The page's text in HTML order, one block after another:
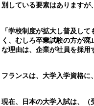
別している要素はありますが
「学校制度が拡大し普及し
く、むしろ卒業試験の方が
な理由は、企業が社員を採用
フランスは、大学入学資格に
現在、日本の大学入試は、（